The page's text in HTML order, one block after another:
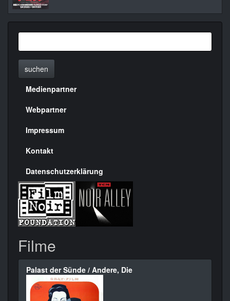
suchen
Menülinks
rechte
Seite
Medienpartner
Webpartner
Impressum
Kontakt
Datenschutzerklärung
Filme
Palast der Sünde / Andere, Die